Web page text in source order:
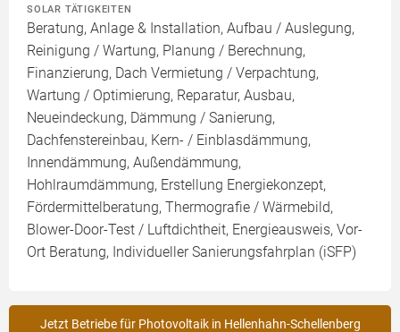
SOLAR TÄTIGKEITEN
Beratung, Anlage & Installation, Aufbau / Auslegung,
Reinigung / Wartung, Planung / Berechnung,
Finanzierung, Dach Vermietung / Verpachtung,
Wartung / Optimierung, Reparatur, Ausbau,
Neueindeckung, Dämmung / Sanierung,
Dachfenstereinbau, Kern- / Einblasdämmung,
Innendämmung, Außendämmung,
Hohlraumdämmung, Erstellung Energiekonzept,
Fördermittelberatung, Thermografie / Wärmebild,
Blower-Door-Test / Luftdichtheit, Energieausweis, Vor-
Ort Beratung, Individueller Sanierungsfahrplan (iSFP)
Jetzt Betriebe für Photovoltaik in Hellenhahn-Schellenberg